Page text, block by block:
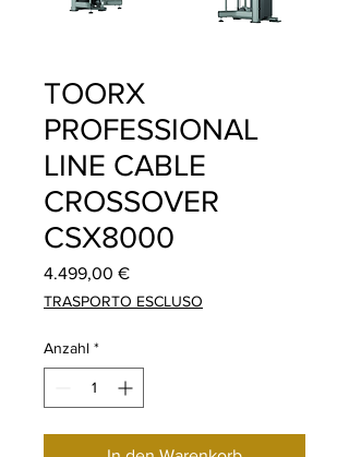
TOORX
PROFESSIONAL
LINE CABLE
CROSSOVER
CSX8000
4.499,00 €Preis
TRASPORTO ESCLUSO
Anzahl *